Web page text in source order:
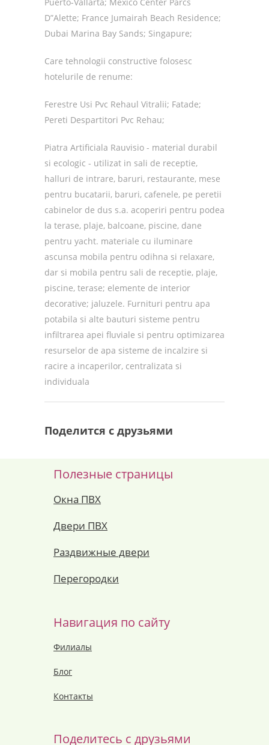
D”Alette; France Jumairah Beach Residence;
Dubai Marina Bay Sands; Singapure;
Care tehnologii constructive folosesc
hotelurile de renume:
Ferestre Usi Pvc Rehaul Vitralii; Fatade;
Pereti Despartitori Pvc Rehau;
Piatra Artificiala Rauvisio - material durabil
si ecologic - utilizat in sali de receptie,
halluri de intrare, baruri, restaurante, mese
pentru bucatarii, baruri, cafenele, pe peretii
cabinelor de dus s.a. acoperiri pentru podea
la terase, plaje, balcoane, piscine, dane
pentru yacht. materiale cu iluminare
ascunsa mobila pentru odihna si relaxare,
dar si mobila pentru sali de receptie, plaje,
piscine, terase; elemente de interior
decorative; jaluzele. Furnituri pentru apa
potabila si alte bauturi sisteme pentru
infiltrarea apei fluviale si pentru optimizarea
resurselor de apa sisteme de incalzire si
racire a incaperilor, centralizata si
individuala
Поделится с друзьями
Полезные страницы
Окна ПВХ
Двери ПВХ
Раздвижные двери
Перегородки
Навигация по сайту
Филиалы
Блог
Контакты
Поделитесь с друзьями